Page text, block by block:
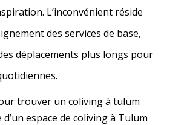
L’inconvénient réside
des services de base,
déplacements plus longs pour
trouver un coliving à tulum
d’un espace de coliving à Tulum